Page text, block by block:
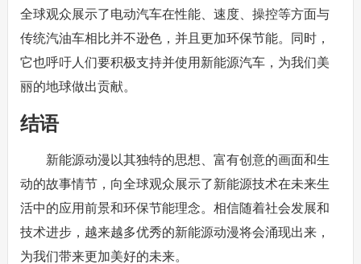
全球观众展示了电动汽车在性能、速度、操控等方面与
传统汽油车相比并不逊色，并且更加环保节能。同时，
它也呼吁人们要积极支持并使用新能源汽车，为我们美
丽的地球做出贡献。
结语
新能源动漫以其独特的思想、富有创意的画面和生
动的故事情节，向全球观众展示了新能源技术在未来生
活中的应用前景和环保节能理念。相信随着社会发展和
技术进步，越来越多优秀的新能源动漫将会涌现出来，
为我们带来更加美好的未来。